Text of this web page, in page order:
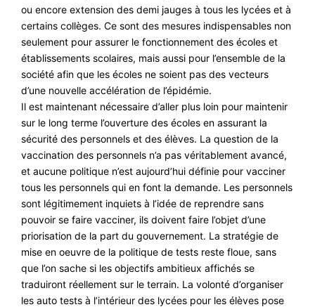
#ARCHIVES
ou encore extension des demi jauges à tous les lycées et à
certains collèges. Ce sont des mesures indispensables non
seulement pour assurer le fonctionnement des écoles et
établissements scolaires, mais aussi pour l’ensemble de la
société afin que les écoles ne soient pas des vecteurs
d’une nouvelle accélération de l’épidémie.
Il est maintenant nécessaire d’aller plus loin pour maintenir
sur le long terme l’ouverture des écoles en assurant la
sécurité des personnels et des élèves. La question de la
vaccination des personnels n’a pas véritablement avancé,
et aucune politique n’est aujourd’hui définie pour vacciner
tous les personnels qui en font la demande. Les personnels
sont légitimement inquiets à l’idée de reprendre sans
pouvoir se faire vacciner, ils doivent faire l’objet d’une
priorisation de la part du gouvernement. La stratégie de
mise en oeuvre de la politique de tests reste floue, sans
que l’on sache si les objectifs ambitieux affichés se
traduiront réellement sur le terrain. La volonté d’organiser
les auto tests à l’intérieur des lycées pour les élèves pose